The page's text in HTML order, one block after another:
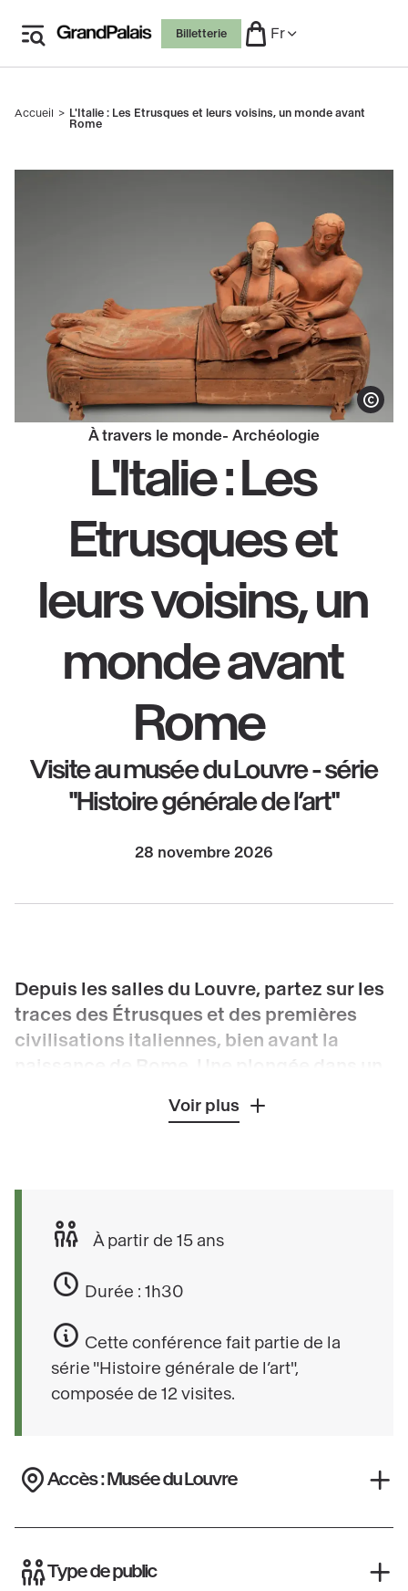
contenu
Billetterie Fr
Fil
Accueil
L'Italie : Les Etrusques et leurs voisins, un monde avant
Rome
Afficher le
Sarcophage, dit Sarcophage des époux
À travers le monde Archéologie
L'Italie : Les
Etrusques et
leurs voisins, un
monde avant
Rome
Visite au musée du Louvre - série
"Histoire générale de l’art"
28 novembre 2026
Depuis les salles du Louvre, partez sur les
traces des Étrusques et des premières
civilisations italiennes, bien avant la
grande collection d’art étrusque et italique au
péninsule qui fut, au I ermillénaire avant J.-C. le
berceau de la civilisation étrusque et d’autres
cultures aujourd’hui encore méconnues.
Voir plus
À partir de 15 ans
Durée : 1h30
Cette conférence fait partie de la
série "Histoire générale de l’art",
composée de 12 visites.
Accès : Musée du Louvre
Type de public